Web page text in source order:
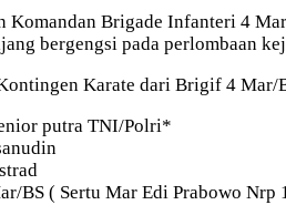
Komandan Brigade Infanteri 4
bergengsi pada perlombaan
Karate dari Brigif 4 Mar/
putra TNI/Polri*
BS ( Sertu Mar Edi Prabowo